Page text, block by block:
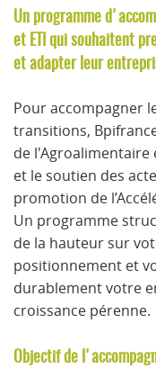
Un programme
et ETI qui souhaitent
et adapter leur
Pour accompagner
transitions,
de l'Agroalimentaire
et le soutien des
promotion de
Un programme
de la hauteur sur
positionnement et
durablement votre
croissance pérenne.
Objectif de